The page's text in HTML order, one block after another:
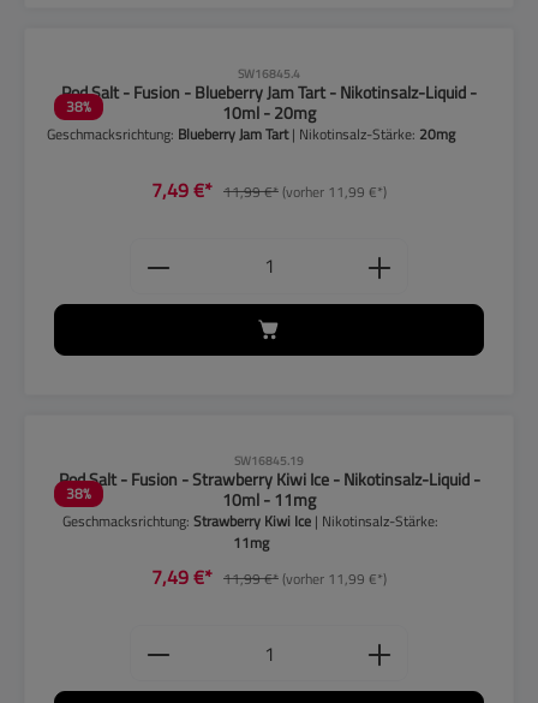
38%
SW16845.4
Pod Salt - Fusion - Blueberry Jam Tart - Nikotinsalz-Liquid -
10ml - 20mg
Geschmacksrichtung: Blueberry Jam Tart| Nikotinsalz-Stärke: 20mg
7,49 €* 11,99 €*(vorher 11,99 €*)
Produkt Anzahl: Gib den
38%
SW16845.19
Pod Salt - Fusion - Strawberry Kiwi Ice - Nikotinsalz-Liquid -
10ml - 11mg
Geschmacksrichtung:Strawberry Kiwi Ice | Nikotinsalz-Stärke:
11mg
7,49 €* 11,99 €*(vorher 11,99 €*)
Produkt Anzahl: Gib den